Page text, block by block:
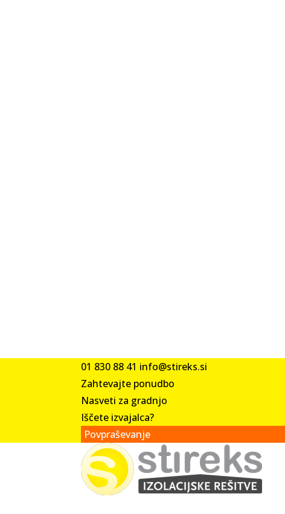
01 830 88 41 info@stireks.si
Zahtevajte ponudbo
Nasveti za gradnjo
Iščete izvajalca?
Povpraševanje